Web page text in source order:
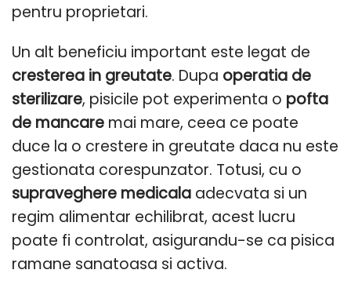
pentru proprietari.
Un alt beneficiu important este legat de
cresterea in greutate. Dupa operatia de
sterilizare, pisicile pot experimenta o pofta
de mancare mai mare, ceea ce poate
duce la o crestere in greutate daca nu este
gestionata corespunzator. Totusi, cu o
supraveghere medicala adecvata si un
regim alimentar echilibrat, acest lucru
poate fi controlat, asigurandu-se ca pisica
ramane sanatoasa si activa.